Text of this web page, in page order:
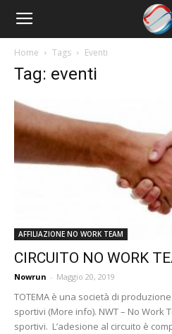
Nowrun
Home Tags Eventi
Tag: eventi
AFFILIAZIONE NO WORK TEAM
CIRCUITO NO WORK
Nowrun - Maggio 20, 2019
TOTEMA è una società di
sportivi (More info). NWT – No Work
sportivi. L’adesione al circuito è